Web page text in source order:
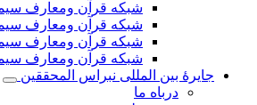
شبكه قرآن ومعارف سيما
شبكه قرآن ومعارف سيما
شبكه قرآن ومعارف سيما
شبكه قرآن ومعارف سيما
جايرهٔ بین المللی نبراس المحققین
درباه ما